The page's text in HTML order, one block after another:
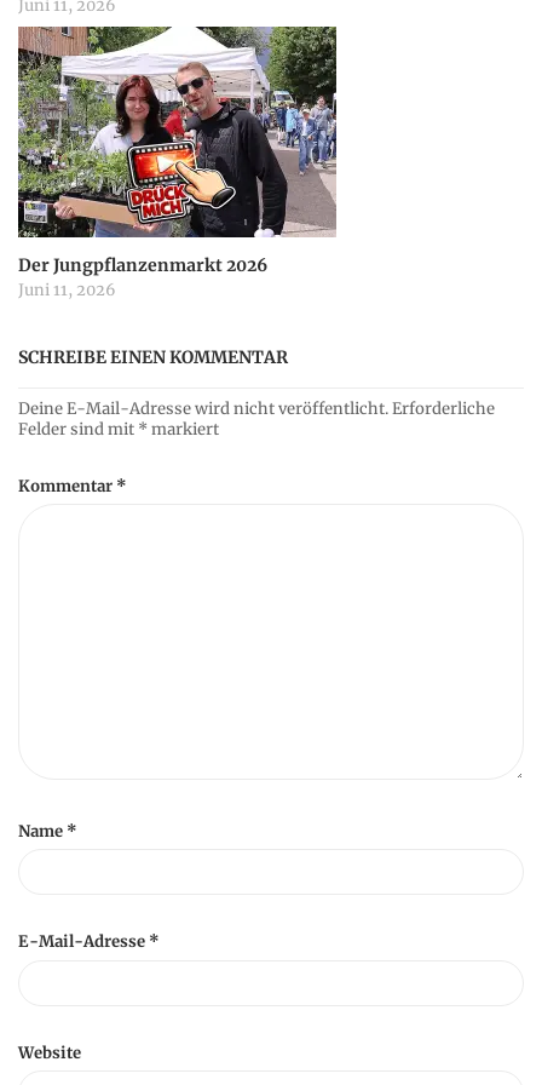
Juni 11, 2026
Der Jungpflanzenmarkt 2026
Juni 11, 2026
SCHREIBE EINEN KOMMENTAR
Deine E-Mail-Adresse wird nicht veröffentlicht.Erforderliche
Felder sind mit * markiert
Kommentar *
Name *
E-Mail-Adresse *
Website